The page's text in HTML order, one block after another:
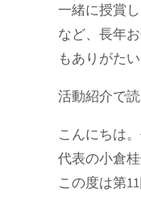
一緒に授賞
など、長年
もありがた
活動紹介で
こんにちは
代表の小倉
この度は第